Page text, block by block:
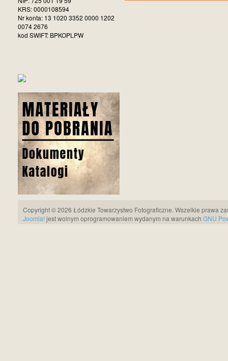
KRS: 0000108594
Nr konta: 13 1020 3352 0000 1202
0074 2676
kod SWIFT: BPKOPLPW
Copyright © 2026 Łódzkie Towarzystwo Fotograficzne. Wszelkie prawa
Joomla! jest wolnym oprogramowaniem wydanym na warunkach GNU